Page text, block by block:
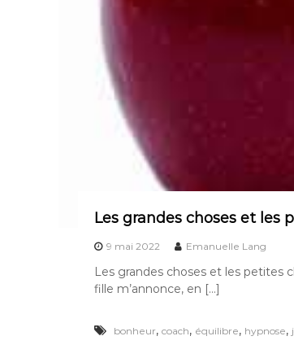
Les grandes choses et les
9 mai 2022 Emanuelle Lang
Les grandes choses et les petites
fille m’annonce, en […]
bonheur, coach, équilibre, hypnose,